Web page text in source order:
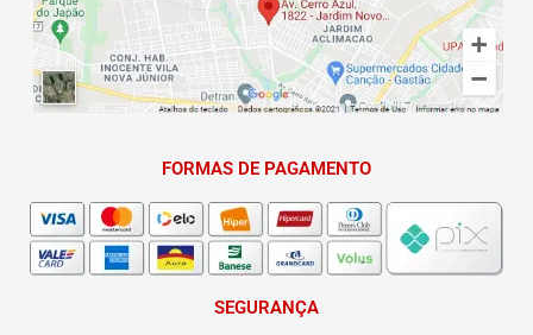
FORMAS DE PAGAMENTO
SEGURANÇA